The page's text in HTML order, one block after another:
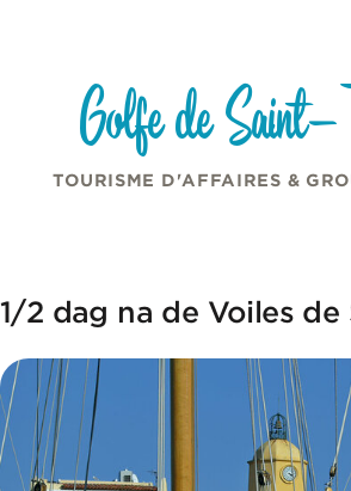
Golfe de
TOURISME D'AFFAIRES &
1/2 dag na de Voiles de